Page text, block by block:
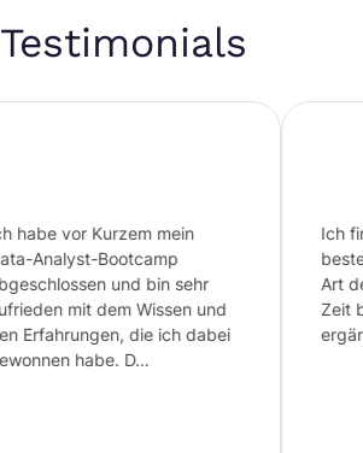
Testimonials
mein
und bin sehr
Wissen und
die ich dabei
D…
Ich finde diese
beste, weil sie
Art des Lernens
Zeit bietet:
ergänzt durch